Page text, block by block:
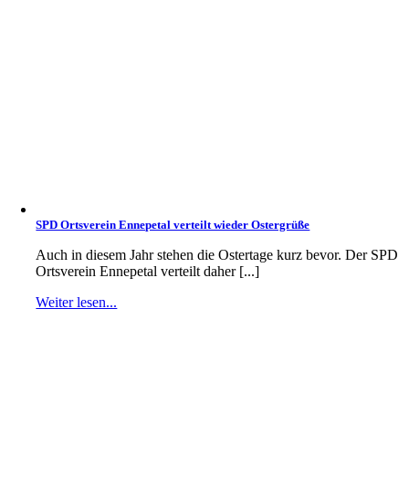
SPD Ortsverein Ennepetal verteilt wieder Ostergrüße
Auch in diesem Jahr stehen die Ostertage kurz bevor. Der SPD
Ortsverein Ennepetal verteilt daher [...]
Weiter lesen...